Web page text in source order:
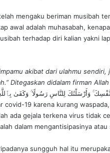
mengaku beriman musibah
awal adalah muhasabah,
akibat dari ulahmu
Ditegaskan didalam firman
وَأَرْسَلْنَٰكَ لِلنَّاسِ رَسُولًا ۚ وَكَفَىٰ
covid-19 karena kurang
ada gejala terkena virus tidak
dalam mengantisipasinya
sungguh hal itu